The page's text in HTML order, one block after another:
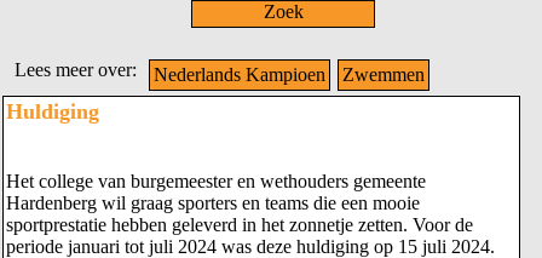
Zoek
Lees meer over: Nederlands Kampioen Zwemmen
Huldiging
Het college van burgemeester en wethouders gemeente
Hardenberg wil graag sporters en teams die een mooie
sportprestatie hebben geleverd in het zonnetje zetten. Voor de
periode januari tot juli 2024 was deze huldiging op 15 juli 2024.